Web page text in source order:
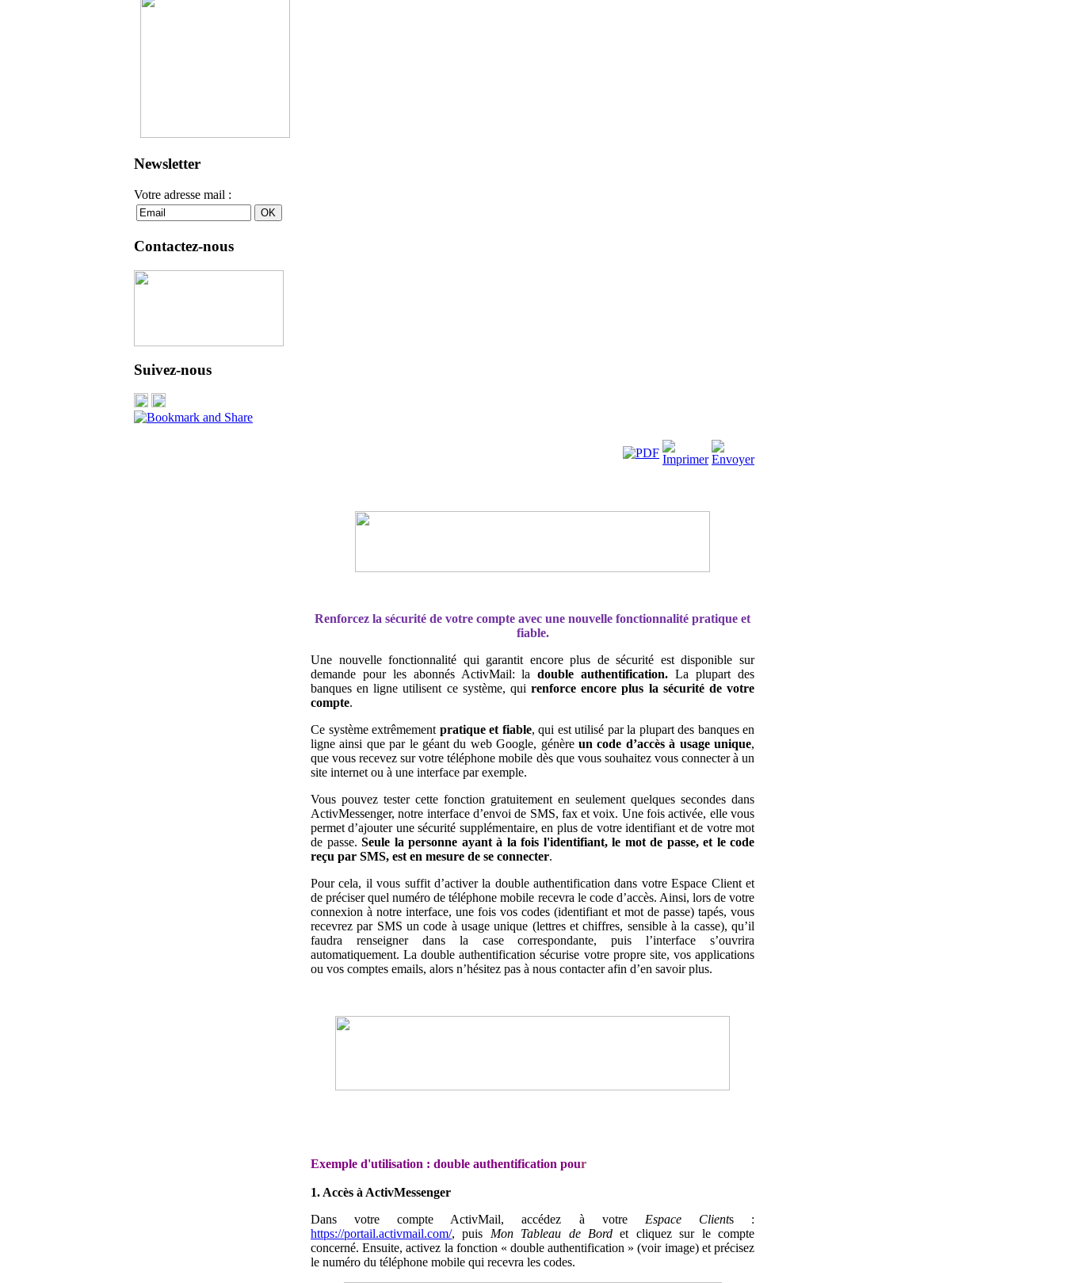
Newsletter
Votre adresse mail :
Contactez-nous
Suivez-nous
Renforcez la sécurité de votre compte avec une nouvelle fonctionnalité pratique et
fiable.
Une nouvelle fonctionnalité qui garantit encore plus de sécurité est disponible sur
demande pour les abonnés ActivMail: ladouble authentification.La plupart des
banques en ligne utilisent ce système, quirenforce encore plus la sécurité de votre
compte.
Ce système extrêmement pratique et fiable, qui est utilisé par la plupart des banques en
ligne ainsi que par le géant du web Google, génère un code d’accès à usage unique,
que vous recevez sur votre téléphone mobile dès que vous souhaitez vous connecter à un
site internet ou à une interface par exemple.
Vous pouvez tester cette fonction gratuitement en seulement quelques secondes dans
ActivMessenger, notre interface d’envoi de SMS, fax et voix. Une fois activée, elle vous
permet d’ajouter une sécurité supplémentaire, en plus de votre identifiant et de votre mot
de passe. Seule la personne ayant à la fois l'identifiant, le mot de passe, et le code
reçu par SMS, est en mesure de se connecter.
Pour cela, il vous suffit d’activer la double authentification dans votre Espace Client et
de préciser quel numéro de téléphone mobile recevra le code d’accès. Ainsi, lors de votre
connexion à notre interface, une fois vos codes (identifiant et mot de passe) tapés, vous
recevrez par SMS un code à usage unique (lettres et chiffres, sensible à la casse), qu’il
faudra renseigner dans la case correspondante, puis l’interface s’ouvrira
automatiquement. La double authentification sécurise votre propre site, vos applications
ou vos comptes emails, alors n’hésitez pas à nous contacter afin d’en savoir plus.
Exemple d'utilisation : double authentification pour
1. Accès à ActivMessenger
Dans votre compte ActivMail, accédez à votre Espace Clients :
https://portail.activmail.com/, puis Mon Tableau de Bord et cliquez sur le compte
concerné. Ensuite, activez la fonction « double authentification » (voir image) et précisez
le numéro du téléphone mobile qui recevra les codes.